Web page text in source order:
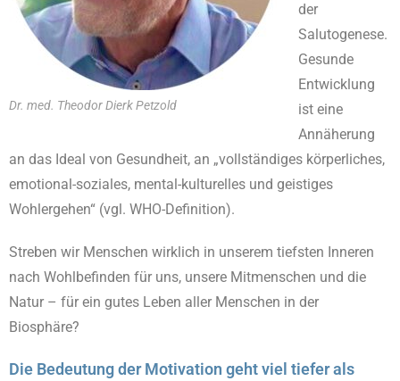
Dr. med. Theodor Dierk Petzold
der
Salutogenese.
Gesunde
Entwicklung
ist eine
Annäherung
an das Ideal von Gesundheit, an „vollständiges körperliches,
emotional-soziales, mental-kulturelles und geistiges
Wohlergehen“ (vgl. WHO-Definition).
Streben wir Menschen wirklich in unserem tiefsten Inneren
nach Wohlbefinden für uns, unsere Mitmenschen und die
Natur – für ein gutes Leben aller Menschen in der
Biosphäre?
Die Bedeutung der Motivation geht viel tiefer als